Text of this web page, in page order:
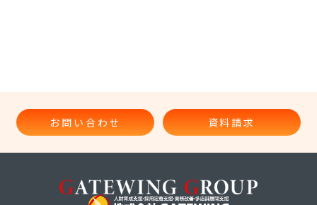
お問い合わせ 資料請求